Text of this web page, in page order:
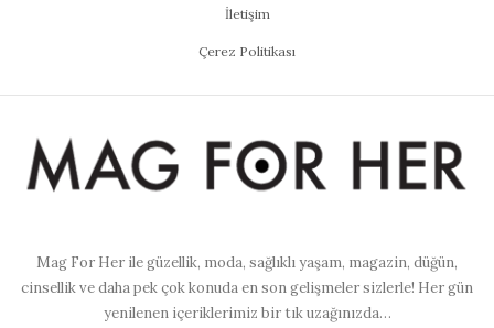
İletişim
Çerez Politikası
Mag For Her ile güzellik, moda, sağlıklı yaşam, magazin, düğün,
cinsellik ve daha pek çok konuda en son gelişmeler sizlerle! Her gün
yenilenen içeriklerimiz bir tık uzağınızda…